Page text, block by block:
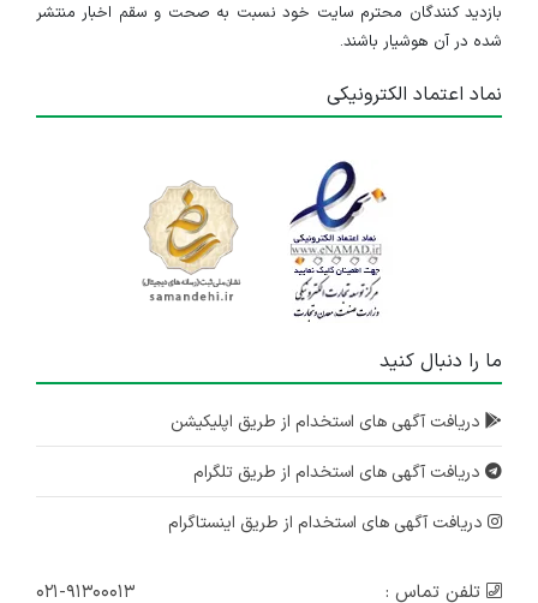
بازدید کنندگان محترم سایت خود نسبت به صحت و سقم اخبار منتشر
شده در آن هوشیار باشند.
نماد اعتماد الکترونیکی
ما را دنبال کنید
دریافت آگهی های استخدام از طریق اپلیکیشن
دریافت آگهی های استخدام از طریق تلگرام
دریافت آگهی های استخدام از طریق اینستاگرام
تلفن تماس : ۰۲۱-۹۱۳۰۰۰۱۳